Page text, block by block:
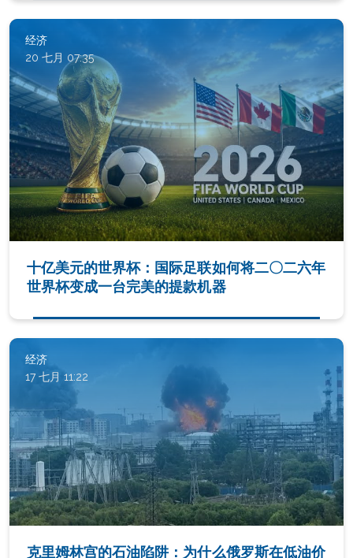
经济
20 七月 07:35
十亿美元的世界杯：国际足联如何将二〇二六年
世界杯变成一台完美的提款机器
经济
17 七月 11:22
克里姆林宫的石油陷阱：为什么俄罗斯在低油价